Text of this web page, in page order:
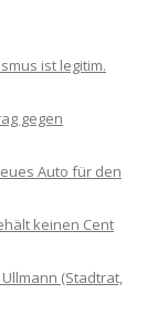
ist legitim.
gegen
Auto für den
keinen Cent
Ullmann (Stadtrat,